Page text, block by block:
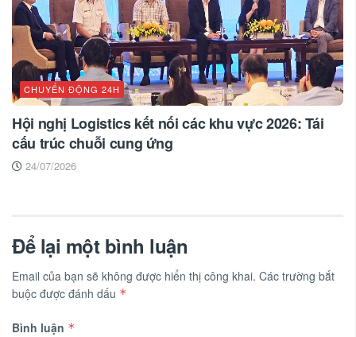
CHUYỂN ĐỘNG 24H
Hội nghị Logistics kết nối các khu vực 2026: Tái
cấu trúc chuỗi cung ứng
24/07/2026
Để lại một bình luận
Email của bạn sẽ không được hiển thị công khai. Các trường bắt
buộc được đánh dấu *
Bình luận *